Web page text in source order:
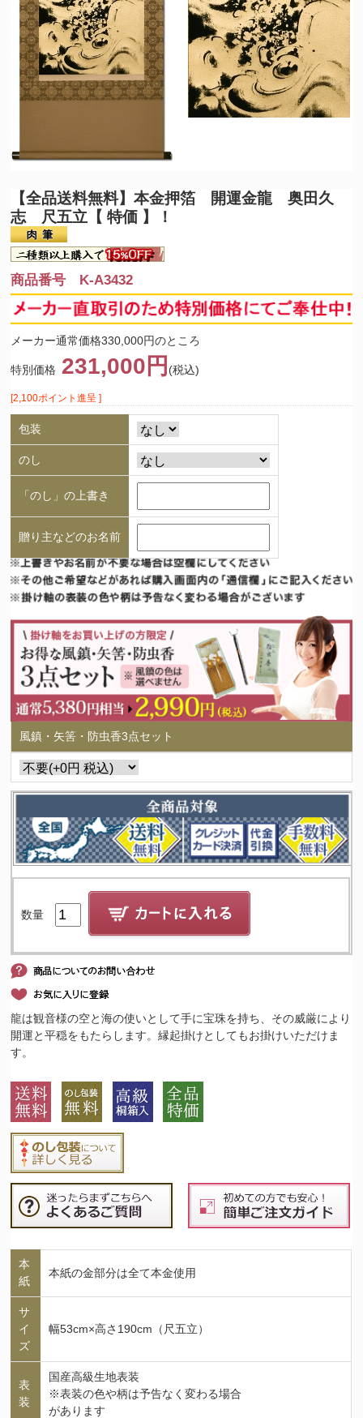
【全品送料無料】本金押箔 開運金龍 奥田久
志 尺五立【 特価 】！
商品番号 K-A3432
メーカー通常価格330,000円のところ
特別価格 231,000円 (税込)
[2,100ポイント進呈 ]
包装
のし
「のし」の上書き
贈り主などのお名前
風鎮・矢筈・防虫香3点セット
数量
龍は観音様の空と海の使いとして手に宝珠を持ち、その威厳により
開運と平穏をもたらします。縁起掛けとしてもお掛けいただけま
す。
本
紙
本紙の金部分は全て本金使用
サ
イ
ズ
幅53cm×高さ190cm（尺五立）
表
装
国産高級生地表装
※表装の色や柄は予告なく変わる場合
があります